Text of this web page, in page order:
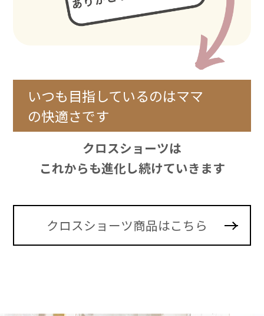
いつも目指しているのはママ
の快適さです
クロスショーツは
これからも進化し続けていきます
クロスショーツ商品はこちら